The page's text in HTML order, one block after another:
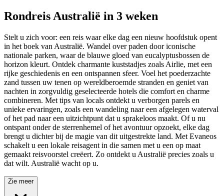
Rondreis Australië in 3 weken
Stelt u zich voor: een reis waar elke dag een nieuw hoofdstuk opent
in het boek van Australië. Wandel over paden door iconische
nationale parken, waar de blauwe gloed van eucalyptusbossen de
horizon kleurt. Ontdek charmante kuststadjes zoals Airlie, met een
rijke geschiedenis en een ontspannen sfeer. Voel het poederzachte
zand tussen uw tenen op wereldberoemde stranden en geniet van
nachten in zorgvuldig geselecteerde hotels die comfort en charme
combineren. Met tips van locals ontdekt u verborgen parels en
unieke ervaringen, zoals een wandeling naar een afgelegen waterval
of het pad naar een uitzichtpunt dat u sprakeloos maakt. Of u nu
ontspant onder de sterrenhemel of het avontuur opzoekt, elke dag
brengt u dichter bij de magie van dit uitgestrekte land. Met Evaneos
schakelt u een lokale reisagent in die samen met u een op maat
gemaakt reisvoorstel creëert. Zo ontdekt u Australië precies zoals u
dat wilt. Australië wacht op u.
Zie meer